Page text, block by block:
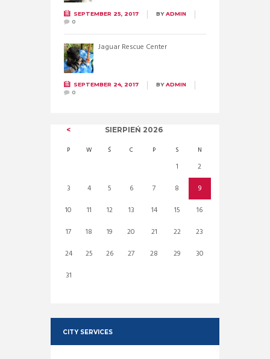
SEPTEMBER 25, 2017 BYADMIN
0
Jaguar Rescue Center
SEPTEMBER 24, 2017 BYADMIN
0
SIERPIEŃ 2026
P W Ś C P S N
1
2
3
4 5 6 7 8
9
10
11 12 13 14 15
16
17
18 19 20 21 22
23
24
25 26 27 28 29
30
31
CITY SERVICES